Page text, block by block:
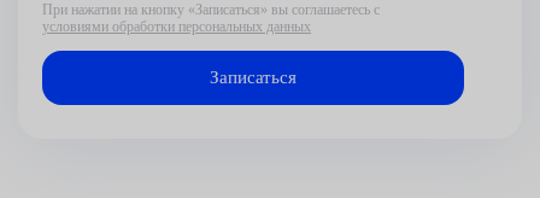
При нажатии на кнопку «Записаться» вы соглашаетесь с
условиями обработки персональных данных